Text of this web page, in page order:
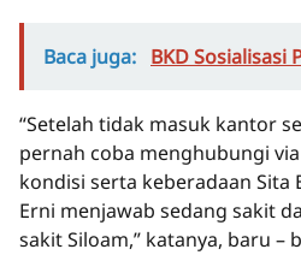
Baca juga: BKD Sosialisasi
“Setelah tidak masuk kantor
pernah coba menghubungi
kondisi serta keberadaan Sita
Erni menjawab sedang sakit
sakit Siloam,” katanya, baru –